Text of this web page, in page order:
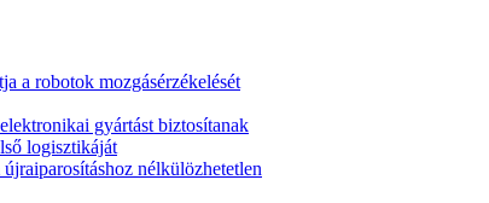
a robotok mozgásérzékelését
gyártást biztosítanak
logisztikáját
nélkülözhetetlen